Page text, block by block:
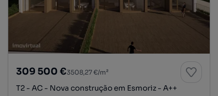
309 500 €3508,27 €/m²
T2 - AC - Nova construção em Esmoriz - A++